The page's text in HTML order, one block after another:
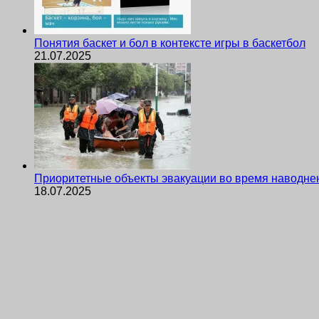
Понятия баскет и бол в контексте игры в баскетбол
21.07.2025
Приоритетные объекты эвакуации во время
18.07.2025